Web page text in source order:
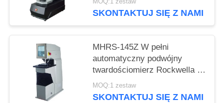
MOQ:1 zestaw
SKONTAKTUJ SIĘ Z NAMI
MHRS-145Z W pełni
automatyczny podwójny
twardościomierz Rockwella z
precyzyjnym czujnikiem
przemieszczenia
MOQ:1 zestaw
SKONTAKTUJ SIĘ Z NAMI